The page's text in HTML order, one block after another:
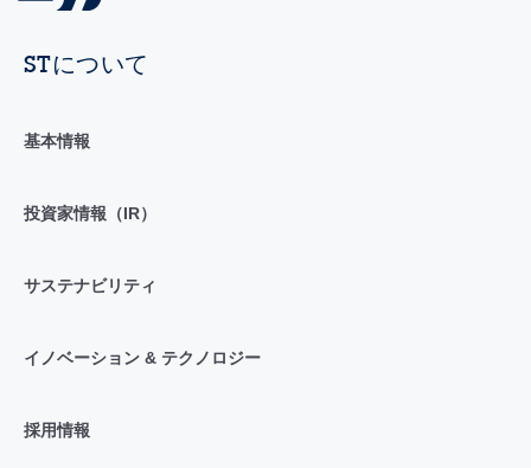
STについて
基本情報
投資家情報（IR）
サステナビリティ
イノベーション & テクノロジー
採用情報